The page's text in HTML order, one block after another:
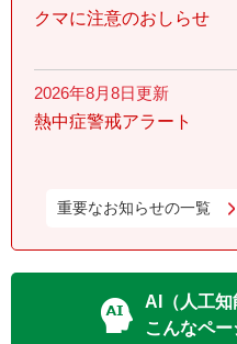
クマに注意のおしらせ
2026年8月8日更新
熱中症警戒アラート
重要なお知らせの一覧
AI（人工知
こんなペ